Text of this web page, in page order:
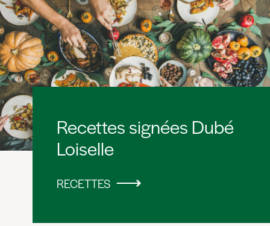
Recettes signées Dubé
Loiselle
RECETTES